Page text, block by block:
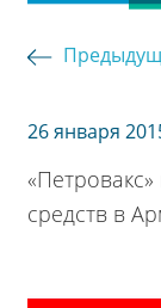
26 января
средств в